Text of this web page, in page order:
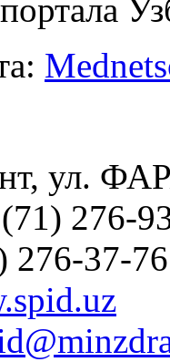
ул.
276-
276-37-76